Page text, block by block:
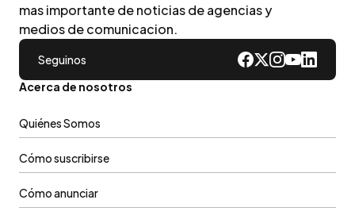
mas importante de noticias de agencias y
medios de comunicacion.
Seguinos
Acerca de nosotros
Quiénes Somos
Cómo suscribirse
Cómo anunciar